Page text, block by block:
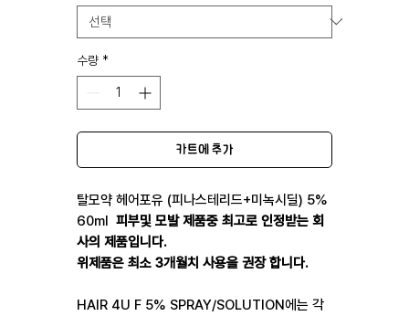
수량 *
카트에 추가
탈모약 헤어포유 (피나스테리드+미녹시딜) 5%
60ml 피부및 모발 제품중 최고로 인정받는 회
사의 제품입니다.
위제품은 최소 3개월치 사용을 권장 합니다.
HAIR 4U F 5% SPRAY/SOLUTION에는 각